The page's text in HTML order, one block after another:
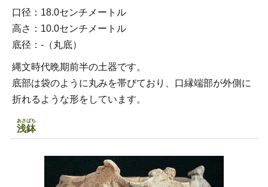
口径：18.0センチメートル
高さ：10.0センチメートル
底径：-（丸底）
縄文時代晩期前半の土器です。
底部は袋のように丸みを帯びており、口縁端部が外側に
折れるような形をしています。
浅鉢
あさばち